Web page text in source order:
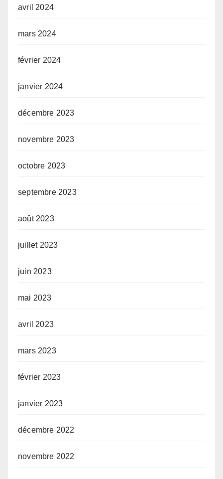
avril 2024
mars 2024
février 2024
janvier 2024
décembre 2023
novembre 2023
octobre 2023
septembre 2023
août 2023
juillet 2023
juin 2023
mai 2023
avril 2023
mars 2023
février 2023
janvier 2023
décembre 2022
novembre 2022